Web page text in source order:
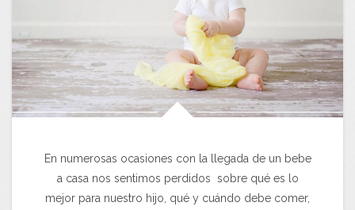
En numerosas ocasiones con la llegada de un bebe
a casa nos sentimos perdidos sobre qué es lo
mejor para nuestro hijo, qué y cuándo debe comer,